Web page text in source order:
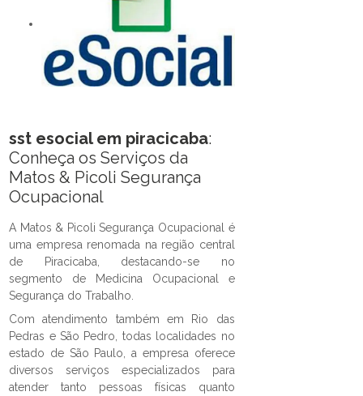
sst esocial em piracicaba:
Conheça os Serviços da
Matos & Picoli Segurança
Ocupacional
A Matos & Picoli Segurança Ocupacional é
uma empresa renomada na região central
de Piracicaba, destacando-se no
segmento de Medicina Ocupacional e
Segurança do Trabalho.
Com atendimento também em Rio das
Pedras e São Pedro, todas localidades no
estado de São Paulo, a empresa oferece
diversos serviços especializados para
atender tanto pessoas físicas quanto